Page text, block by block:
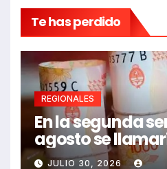
Te has perdido
REGIONALES
En la segunda
agosto se
paritarias
JULIO 30, 2026